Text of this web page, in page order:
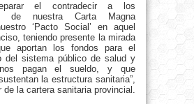
el contradecir a los
de nuestra Carta Magna
‘Pacto Social’ en aquel
teniendo presente la mirada
aportan los fondos para el
del sistema público de salud y
pagan el sueldo, y que
la estructura sanitaria”,
de la cartera sanitaria provincial.